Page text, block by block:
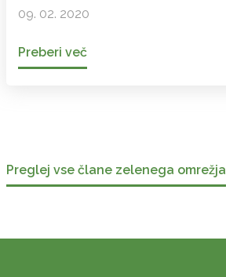
09. 02. 2020
Preberi več
Preglej vse člane zelenega omrežja